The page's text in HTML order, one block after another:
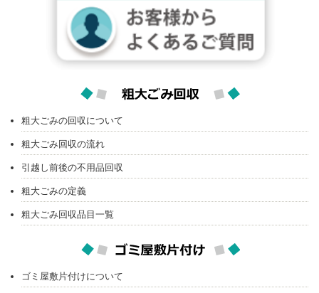
粗大ごみの回収について
粗大ごみ回収の流れ
引越し前後の不用品回収
粗大ごみの定義
粗大ごみ回収品目一覧
ゴミ屋敷片付けについて